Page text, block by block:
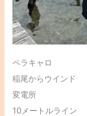
ペラキャロ
稲尾からウインド
変電所
10メートルライン